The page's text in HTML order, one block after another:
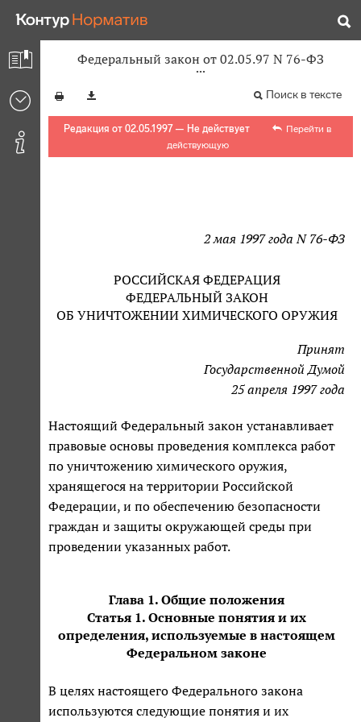
Федеральный закон от 02.05.97 N 76-ФЗ
Поиск в тексте
Редакция от 02.05.1997 — Не действует
Перейти в
действующую
2 мая 1997 года N 76-ФЗ
РОССИЙСКАЯ ФЕДЕРАЦИЯ
ФЕДЕРАЛЬНЫЙ ЗАКОН
ОБ УНИЧТОЖЕНИИ ХИМИЧЕСКОГО ОРУЖИЯ
Принят
Государственной Думой
25 апреля 1997 года
Настоящий Федеральный закон устанавливает
правовые основы проведения комплекса работ
по уничтожению химического оружия,
хранящегося на территории Российской
Федерации, и по обеспечению безопасности
граждан и защиты окружающей среды при
проведении указанных работ.
Глава 1. Общие положения
Статья 1. Основные понятия и их
определения, используемые в настоящем
Федеральном законе
В целях настоящего Федерального закона
используются следующие понятия и их